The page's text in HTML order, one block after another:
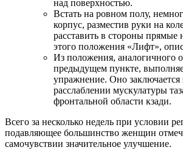
над поверхностью.
Встать на ровном полу,
корпус, разместив руки на
расставить в стороны прямые
этого положения «Лифт»,
Из положения, аналогичного
предыдущем пункте,
упражнение. Оно заключается
расслаблении мускулатуры
фронтальной области кзади.
Всего за несколько недель при условии
подавляющее большинство женщин
самочувствии значительное улучшение.